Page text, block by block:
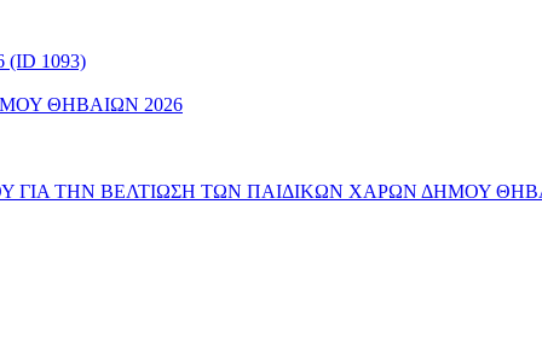
(ID 1093)
ΘΗΒΑΙΩΝ 2026
ΤΗΝ ΒΕΛΤΙΩΣΗ ΤΩΝ ΠΑΙΔΙΚΩΝ ΧΑΡΩΝ ΔΗΜΟΥ